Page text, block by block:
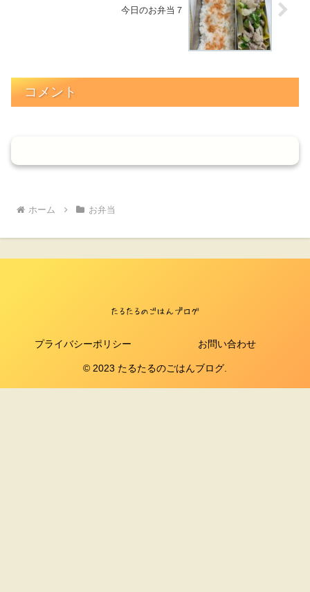
今日のお弁当７
コメント
ホーム お弁当
プライバシーポリシー お問い合わせ
© 2023 たるたるのごはんブログ.